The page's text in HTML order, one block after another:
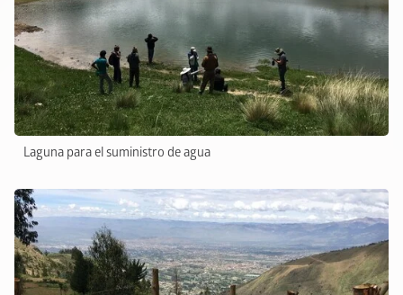
Laguna para el suministro de agua